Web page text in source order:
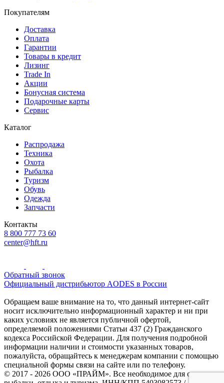
Покупателям
Доставка
Оплата
Гарантии
Товары в кредит
Лизинг
Trade In
Акции
Бонусная система
Подарочные карты
Сервис
Каталог
Распродажа
Техника
Охота
Рыбалка
Туризм
Обувь
Одежда
Запчасти
Контакты
8 800 777 73 60
center@hft.ru
Обратный звонок
Официальный дистрибьютор AODES в России
Обращаем ваше внимание на то, что данный интернет-сайт
носит исключительно информационный характер и ни при
каких условиях не является публичной офертой,
определяемой положениями Статьи 437 (2) Гражданского
кодекса Российской Федерации. Для получения подробной
информации наличии и стоимости указанных товаров,
пожалуйста, обращайтесь к менеджерам компании с помощью
специальной формы связи на сайте или по телефону.
© 2017 - 2026 ООО «ПРАЙМ». Все необходимое для охоты и